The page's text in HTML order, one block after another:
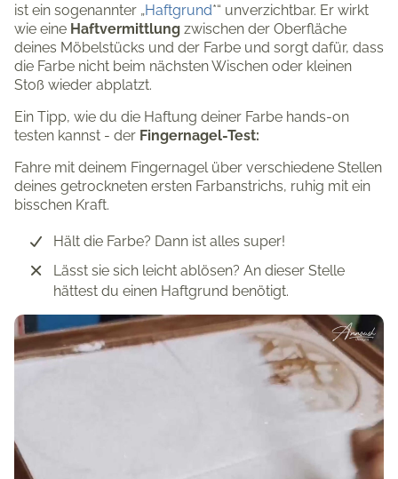
ist ein sogenannter „Haftgrund*“ unverzichtbar. Er wirkt
wie eine Haftvermittlung zwischen der Oberfläche
deines Möbelstücks und der Farbe und sorgt dafür, dass
die Farbe nicht beim nächsten Wischen oder kleinen
Stoß wieder abplatzt.
Ein Tipp, wie du die Haftung deiner Farbe hands-on
testen kannst - der Fingernagel-Test:
Fahre mit deinem Fingernagel über verschiedene Stellen
deines getrockneten ersten Farbanstrichs, ruhig mit ein
bisschen Kraft.
Hält die Farbe? Dann ist alles super!
Lässt sie sich leicht ablösen? An dieser Stelle
hättest du einen Haftgrund benötigt.